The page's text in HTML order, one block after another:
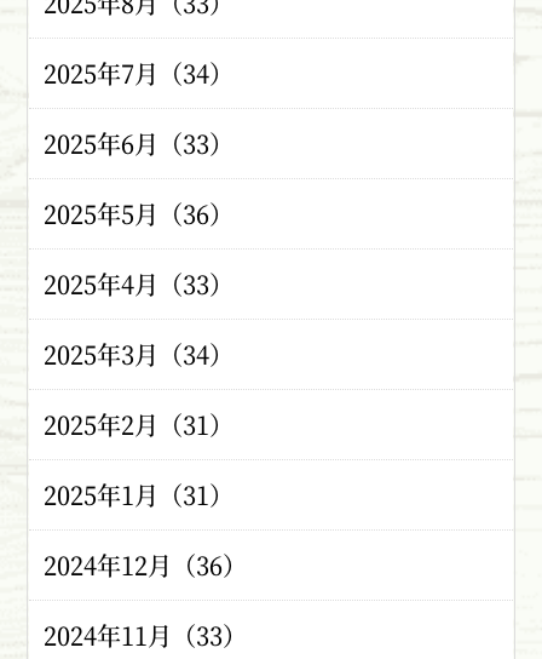
2025年7月（34）
2025年6月（33）
2025年5月（36）
2025年4月（33）
2025年3月（34）
2025年2月（31）
2025年1月（31）
2024年12月（36）
2024年11月（33）